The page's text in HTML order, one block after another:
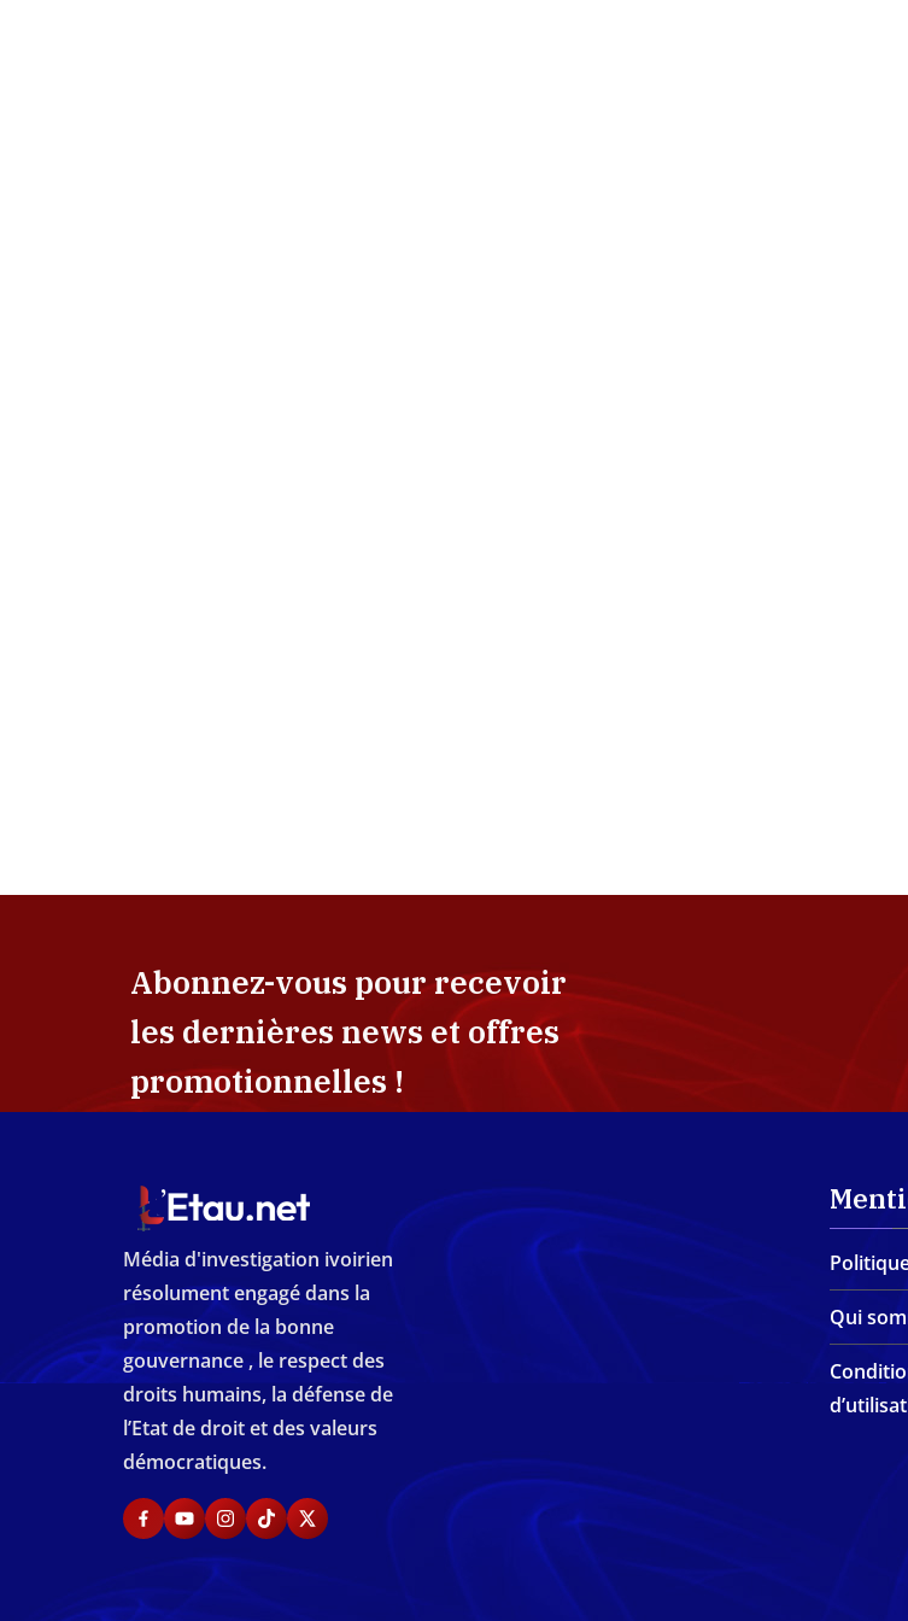
Abonnez-vous pour recevoir
les dernières news et offres
promotionnelles !
Média d'investigation ivoirien
résolument engagé dans la
promotion de la bonne
gouvernance , le respect des
droits humains, la défense de
l’Etat de droit et des valeurs
démocratiques.
Qui